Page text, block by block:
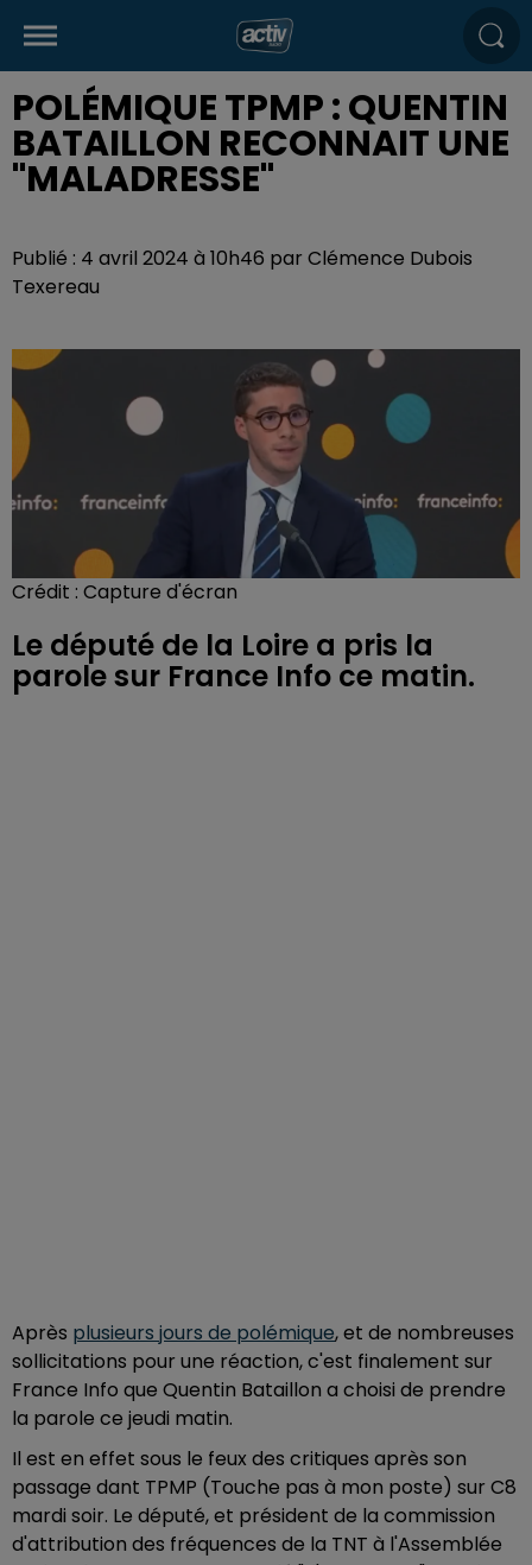
POLÉMIQUE TPMP : QUENTIN
BATAILLON RECONNAIT UNE
"MALADRESSE"
Publié : 4 avril 2024 à 10h46 par Clémence Dubois
Texereau
Crédit : Capture d'écran
Le député de la Loire a pris la
parole sur France Info ce matin.
Après plusieurs jours de polémique, et de nombreuses
sollicitations pour une réaction, c'est finalement sur
France Info que Quentin Bataillon a choisi de prendre
la parole ce jeudi matin.
Il est en effet sous le feux des critiques après son
passage dant TPMP (Touche pas à mon poste) sur C8
mardi soir. Le député, et président de la commission
d'attribution des fréquences de la TNT à l'Assemblée